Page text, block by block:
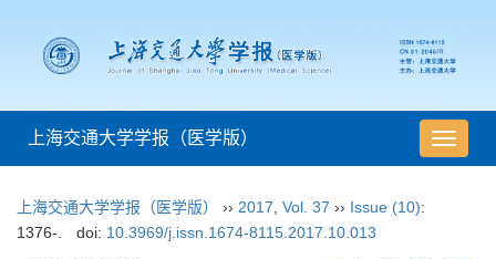
导
航
上海交通大学学报（医学版）
上海交通大学学报（医学版） ›› 2017 Vol. 37 ›› Issue (10):
1376-.
doi: 10.3969/j.issn.1674-8115.2017.10.013